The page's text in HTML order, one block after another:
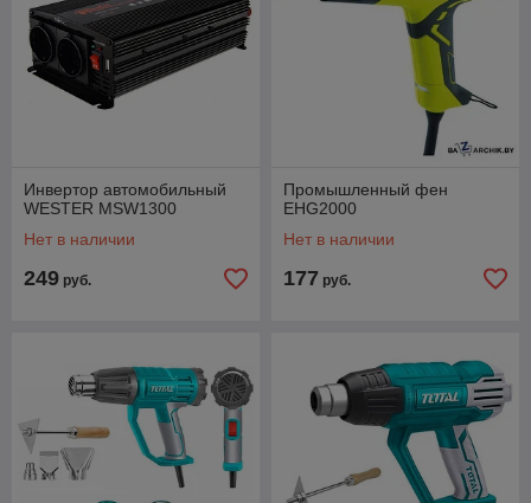
Инвертор автомобильный
WESTER MSW1300
Нет в наличии
249 руб.
Промышленный фен
EHG2000
Нет в наличии
177 руб.